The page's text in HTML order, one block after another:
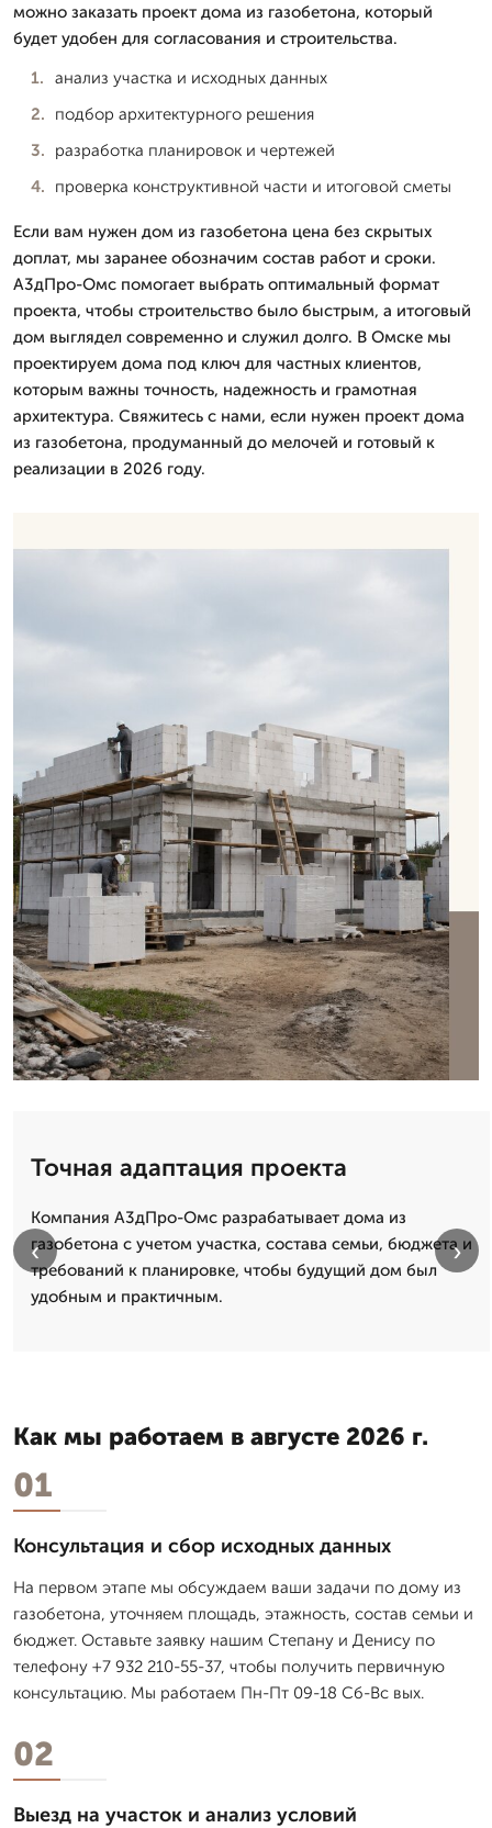
можно заказать проект дома из газобетона, который
будет удобен для согласования и строительства.
анализ участка и исходных данных
подбор архитектурного решения
разработка планировок и чертежей
проверка конструктивной части и итоговой сметы
Если вам нужен дом из газобетона цена без скрытых
доплат, мы заранее обозначим состав работ и сроки.
А3дПро-Омс помогает выбрать оптимальный формат
проекта, чтобы строительство было быстрым, а итоговый
дом выглядел современно и служил долго. В Омске мы
проектируем дома под ключ для частных клиентов,
которым важны точность, надежность и грамотная
архитектура. Свяжитесь с нами, если нужен проект дома
из газобетона, продуманный до мелочей и готовый к
реализации в 2026 году.
Точная адаптация проекта
Компания А3дПро-Омс разрабатывает дома из
газобетона с учетом участка, состава семьи, бюджета и
требований к планировке, чтобы будущий дом был
удобным и практичным.
‹ ›
Как мы работаем в августе 2026 г.
01
Консультация и сбор исходных данных
На первом этапе мы обсуждаем ваши задачи по дому из
газобетона, уточняем площадь, этажность, состав семьи и
бюджет. Оставьте заявку нашим Степану и Денису по
телефону +7 932 210-55-37, чтобы получить первичную
консультацию. Мы работаем Пн-Пт 09-18 Сб-Вс вых.
02
Выезд на участок и анализ условий